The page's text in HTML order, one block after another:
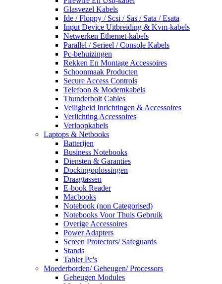
Glasvezel Kabels
Ide / Floppy / Scsi / Sas / Sata / Esata
Input Device Uitbreiding & Kvm-kabels
Netwerken Ethernet-kabels
Parallel / Serieel / Console Kabels
Pc-behuizingen
Rekken En Montage Accessoires
Schoonmaak Producten
Secure Access Controls
Telefoon & Modemkabels
Thunderbolt Cables
Veiligheid Inrichtingen & Accessoires
Verlichting Accessoires
Verloopkabels
Laptops & Netbooks
Batterijen
Business Notebooks
Diensten & Garanties
Dockingoplossingen
Draagtassen
E-book Reader
Macbooks
Notebook (non Categorised)
Notebooks Voor Thuis Gebruik
Overige Accessoires
Power Adapters
Screen Protectors/ Safeguards
Stands
Tablet Pc's
Moederborden/ Geheugen/ Processors
Geheugen Modules